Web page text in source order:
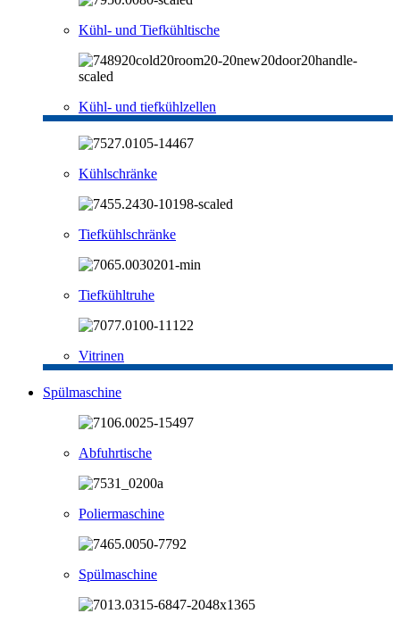
Kühl- und Tiefkühltische
Kühl- und tiefkühlzellen
Kühlschränke
Tiefkühlschränke
Tiefkühltruhe
Vitrinen
Spülmaschine
Abfuhrtische
Poliermaschine
Spülmaschine